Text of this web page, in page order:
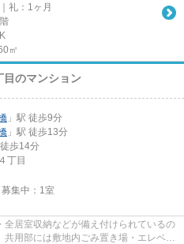
礼：1ヶ月
㎡
のマンション
」駅 徒歩9分
」駅 徒歩13分
徒歩14分
４丁目
集中： 1室
居室収納などが備え付けられているの
用部には敷地内ごみ置き場・エレベー